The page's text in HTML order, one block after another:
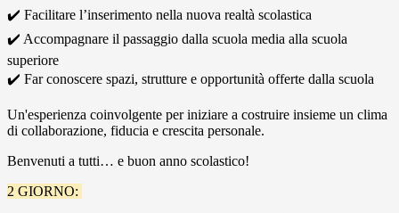
✔️ Facilitare l’inserimento nella nuova realtà scolastica
✔️ Accompagnare il passaggio dalla scuola media alla scuola
superiore
✔️ Far conoscere spazi, strutture e opportunità offerte dalla scuola
Un'esperienza coinvolgente per iniziare a costruire insieme un clima
di collaborazione, fiducia e crescita personale.
Benvenuti a tutti… e buon anno scolastico!
2 GIORNO: